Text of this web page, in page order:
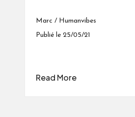
Marc / Humanvibes
Publié le 25/05/21
Read More